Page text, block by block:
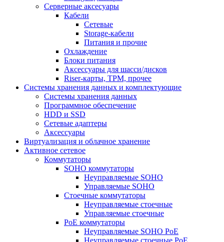
Серверные аксесуары
Кабели
Сетевые
Storage-кабели
Питания и прочие
Охлаждение
Блоки питания
Аксессуары для шасси/дисков
Riser-карты, TPM, прочее
Системы хранения данных и комплектующие
Системы хранения данных
Программное обеспечение
HDD и SSD
Сетевые адаптеры
Аксессуары
Виртуализация и облачное хранение
Активное сетевое
Коммутаторы
SOHO коммутаторы
Неуправляемые SOHO
Управляемые SOHO
Стоечные коммутаторы
Неуправляемые стоечные
Управляемые стоечные
PoE коммутаторы
Неуправляемые SOHO PoE
Неуправляемые стоечные PoE